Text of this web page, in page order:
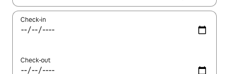
Check-in
Check-out